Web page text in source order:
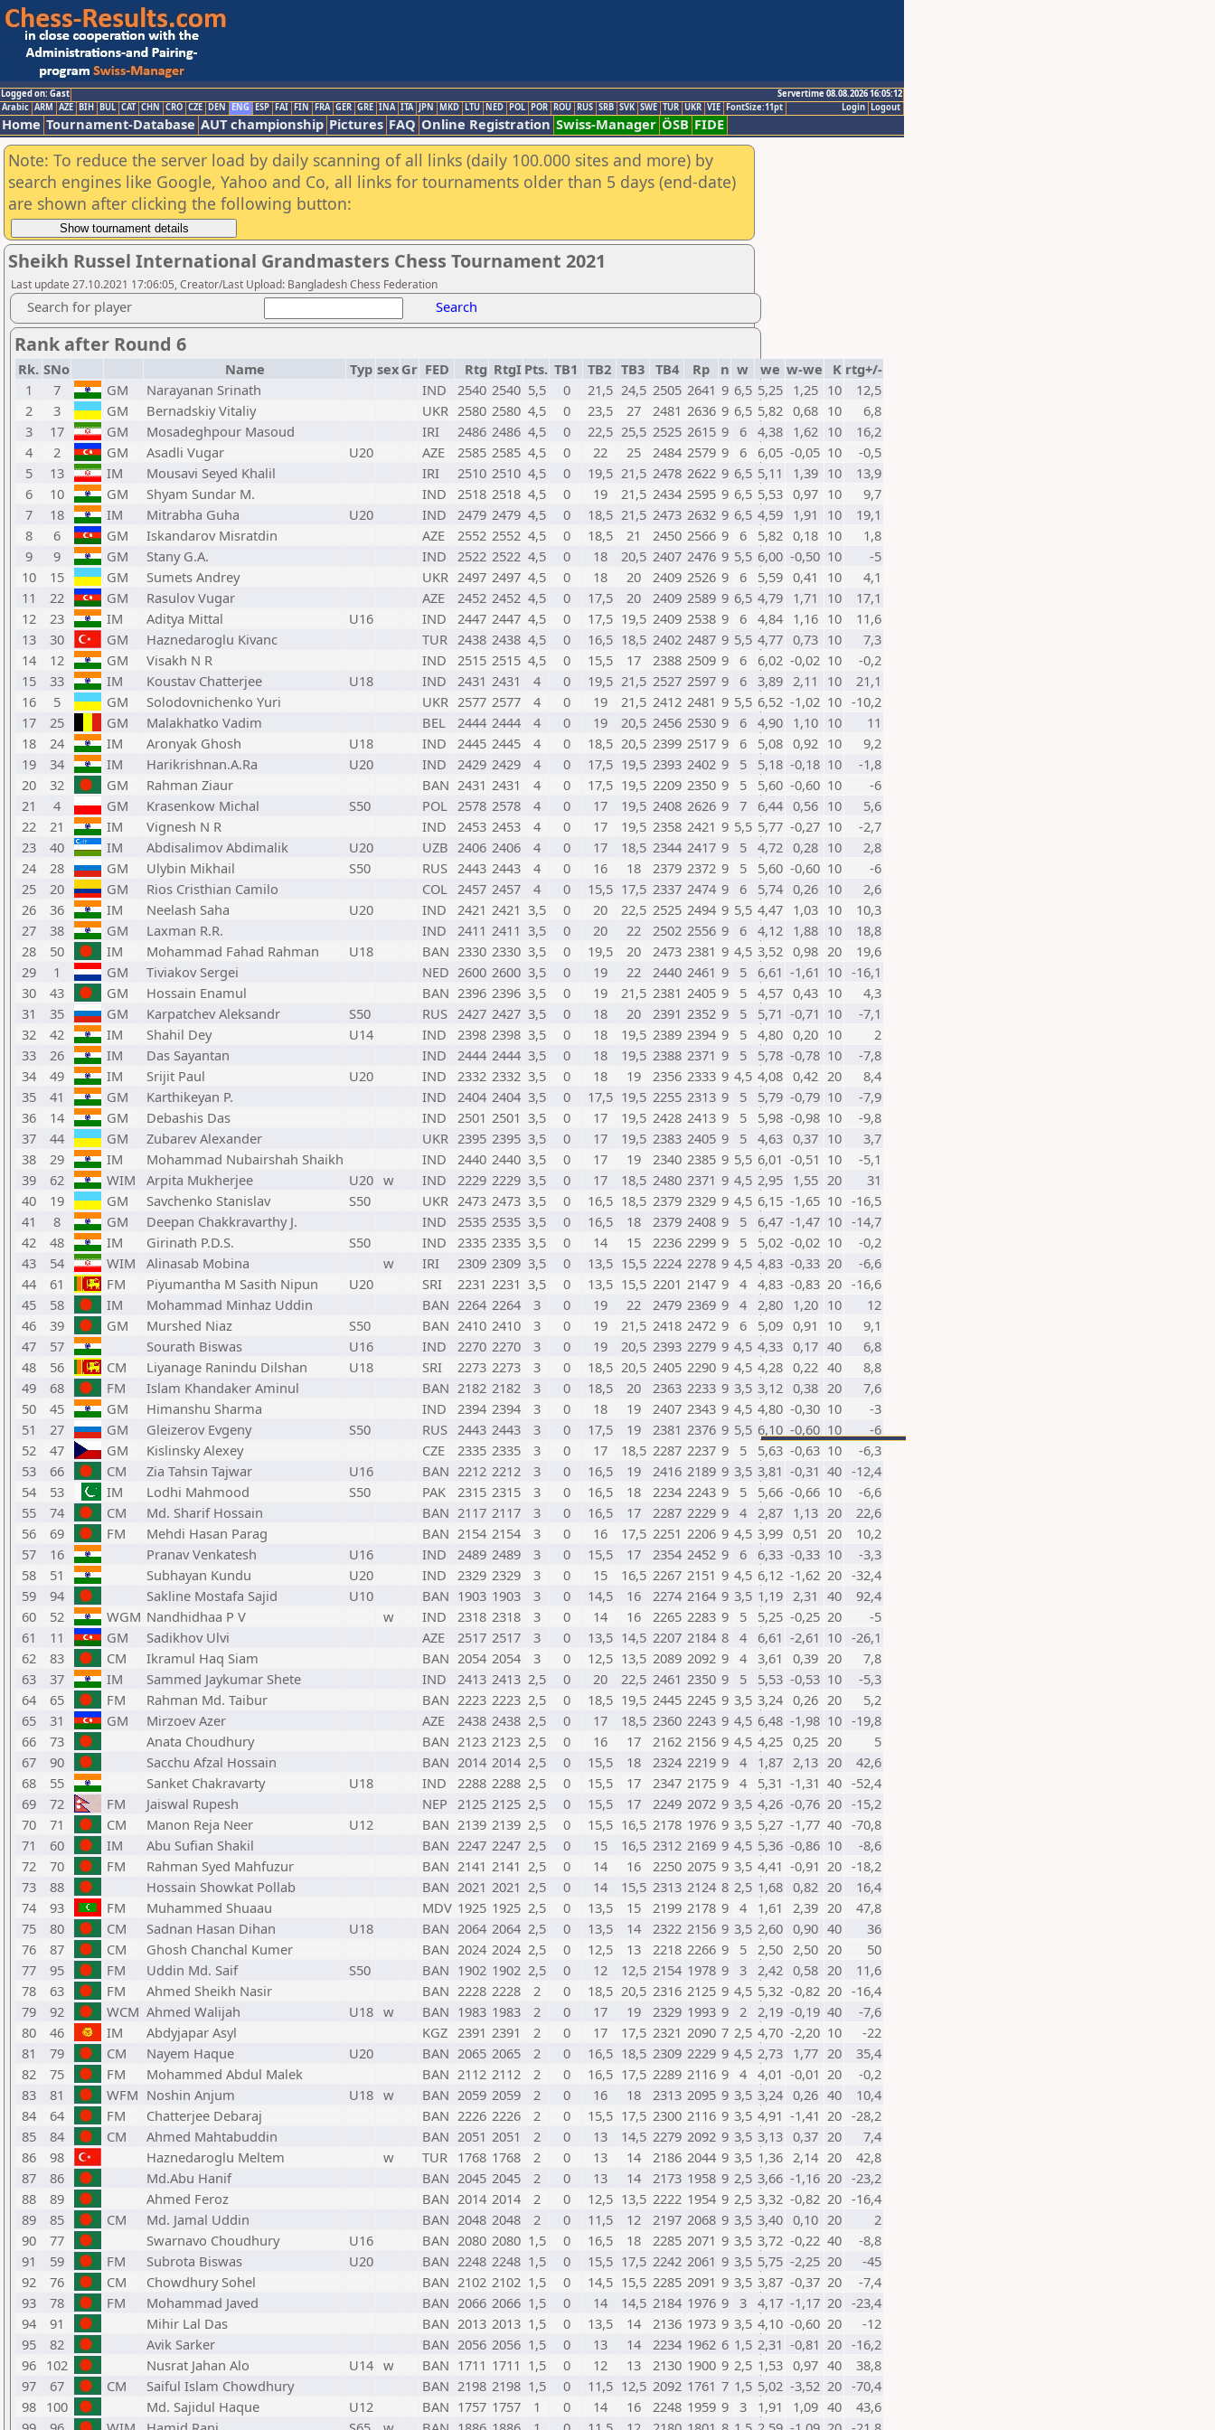
Logged on: Gast
Servertime 08.08.2026 16:05:12
Logout
Login
Arabic ARM AZE BIH BUL CAT CHN CRO CZE DEN ENG ESP FAI FIN FRA GER GRE INA ITA JPN MKD LTU NED POL POR ROU RUS SRB SVK SWE TUR UKR VIE FontSize:11pt
Home Tournament-Database AUT championship Pictures FAQ Online Registration Swiss-Manager ÖSB FIDE
Note: To reduce the server load by daily scanning of all links (daily 100.000 sites and more) by
search engines like Google, Yahoo and Co, all links for tournaments older than 5 days (end-date)
are shown after clicking the following button:
Sheikh Russel International Grandmasters Chess Tournament 2021
Last update 27.10.2021 17:06:05, Creator/Last Upload: Bangladesh Chess Federation
Search for player Search
Rank after Round 6
Rk. SNo Name Typ sex Gr FED Rtg RtgI Pts. TB1 TB2 TB3 TB4 Rp n w we w-we K rtg+/-
1
7 GM Narayanan Srinath IND 2540 2540 5,5 0 21,5 24,5 2505 2641 9 6,5 5,25 1,25 10
12,5
2
3 GM Bernadskiy Vitaliy UKR 2580 2580 4,5 0 23,5 27 2481 2636 9 6,5 5,82 0,68 10
6,8
3
17 GM Mosadeghpour Masoud IRI 2486 2486 4,5 0 22,5 25,5 2525 2615 9 6 4,38 1,62 10
16,2
4
2 GM Asadli Vugar U20 AZE 2585 2585 4,5 0 22 25 2484 2579 9 6 6,05 -0,05 10
-0,5
5
13 IM Mousavi Seyed Khalil IRI 2510 2510 4,5 0 19,5 21,5 2478 2622 9 6,5 5,11 1,39 10
13,9
6
10 GM Shyam Sundar M. IND 2518 2518 4,5 0 19 21,5 2434 2595 9 6,5 5,53 0,97 10
9,7
7
18 IM Mitrabha Guha U20 IND 2479 2479 4,5 0 18,5 21,5 2473 2632 9 6,5 4,59 1,91 10
19,1
8
6 GM Iskandarov Misratdin AZE 2552 2552 4,5 0 18,5 21 2450 2566 9 6 5,82 0,18 10
1,8
9
9 GM Stany G.A. IND 2522 2522 4,5 0 18 20,5 2407 2476 9 5,5 6,00 -0,50 10
-5
10
15 GM Sumets Andrey UKR 2497 2497 4,5 0 18 20 2409 2526 9 6 5,59 0,41 10
4,1
11
22 GM Rasulov Vugar AZE 2452 2452 4,5 0 17,5 20 2409 2589 9 6,5 4,79 1,71 10
17,1
12
23 IM Aditya Mittal U16 IND 2447 2447 4,5 0 17,5 19,5 2409 2538 9 6 4,84 1,16 10
11,6
13
30 GM Haznedaroglu Kivanc TUR 2438 2438 4,5 0 16,5 18,5 2402 2487 9 5,5 4,77 0,73 10
7,3
14
12 GM Visakh N R IND 2515 2515 4,5 0 15,5 17 2388 2509 9 6 6,02 -0,02 10
-0,2
15
33 IM Koustav Chatterjee U18 IND 2431 2431 4 0 19,5 21,5 2527 2597 9 6 3,89 2,11 10
21,1
16
5 GM Solodovnichenko Yuri UKR 2577 2577 4 0 19 21,5 2412 2481 9 5,5 6,52 -1,02 10 -10,2
17
25 GM Malakhatko Vadim BEL 2444 2444 4 0 19 20,5 2456 2530 9 6 4,90 1,10 10
11
18
24 IM Aronyak Ghosh U18 IND 2445 2445 4 0 18,5 20,5 2399 2517 9 6 5,08 0,92 10
9,2
19
34 IM Harikrishnan.A.Ra U20 IND 2429 2429 4 0 17,5 19,5 2393 2402 9 5 5,18 -0,18 10
-1,8
20
32 GM Rahman Ziaur BAN 2431 2431 4 0 17,5 19,5 2209 2350 9 5 5,60 -0,60 10
-6
21
4 GM Krasenkow Michal S50 POL 2578 2578 4 0 17 19,5 2408 2626 9 7 6,44 0,56 10
5,6
22
21 IM Vignesh N R IND 2453 2453 4 0 17 19,5 2358 2421 9 5,5 5,77 -0,27 10
-2,7
23
40 IM Abdisalimov Abdimalik U20 UZB 2406 2406 4 0 17 18,5 2344 2417 9 5 4,72 0,28 10
2,8
24
28 GM Ulybin Mikhail S50 RUS 2443 2443 4 0 16 18 2379 2372 9 5 5,60 -0,60 10
-6
25
20 GM Rios Cristhian Camilo COL 2457 2457 4 0 15,5 17,5 2337 2474 9 6 5,74 0,26 10
2,6
26
36 IM Neelash Saha U20 IND 2421 2421 3,5 0 20 22,5 2525 2494 9 5,5 4,47 1,03 10
10,3
27
38 GM Laxman R.R. IND 2411 2411 3,5 0 20 22 2502 2556 9 6 4,12 1,88 10
18,8
28
50 IM Mohammad Fahad Rahman U18 BAN 2330 2330 3,5 0 19,5 20 2473 2381 9 4,5 3,52 0,98 20
19,6
29
1 GM Tiviakov Sergei NED 2600 2600 3,5 0 19 22 2440 2461 9 5 6,61 -1,61 10 -16,1
30
43 GM Hossain Enamul BAN 2396 2396 3,5 0 19 21,5 2381 2405 9 5 4,57 0,43 10
4,3
31
35 GM Karpatchev Aleksandr S50 RUS 2427 2427 3,5 0 18 20 2391 2352 9 5 5,71 -0,71 10
-7,1
32
42 IM Shahil Dey U14 IND 2398 2398 3,5 0 18 19,5 2389 2394 9 5 4,80 0,20 10
2
33
26 IM Das Sayantan IND 2444 2444 3,5 0 18 19,5 2388 2371 9 5 5,78 -0,78 10
-7,8
34
49 IM Srijit Paul U20 IND 2332 2332 3,5 0 18 19 2356 2333 9 4,5 4,08 0,42 20
8,4
35
41 GM Karthikeyan P. IND 2404 2404 3,5 0 17,5 19,5 2255 2313 9 5 5,79 -0,79 10
-7,9
36
14 GM Debashis Das IND 2501 2501 3,5 0 17 19,5 2428 2413 9 5 5,98 -0,98 10
-9,8
37
44 GM Zubarev Alexander UKR 2395 2395 3,5 0 17 19,5 2383 2405 9 5 4,63 0,37 10
3,7
38
29 IM Mohammad Nubairshah Shaikh IND 2440 2440 3,5 0 17 19 2340 2385 9 5,5 6,01 -0,51 10
-5,1
39
62 WIM Arpita Mukherjee U20 w IND 2229 2229 3,5 0 17 18,5 2480 2371 9 4,5 2,95 1,55 20
31
40
19 GM Savchenko Stanislav S50 UKR 2473 2473 3,5 0 16,5 18,5 2379 2329 9 4,5 6,15 -1,65 10 -16,5
41
8 GM Deepan Chakkravarthy J. IND 2535 2535 3,5 0 16,5 18 2379 2408 9 5 6,47 -1,47 10 -14,7
42
48 IM Girinath P.D.S. S50 IND 2335 2335 3,5 0 14 15 2236 2299 9 5 5,02 -0,02 10
-0,2
43
54 WIM Alinasab Mobina w IRI 2309 2309 3,5 0 13,5 15,5 2224 2278 9 4,5 4,83 -0,33 20
-6,6
44
61 FM Piyumantha M Sasith Nipun U20 SRI 2231 2231 3,5 0 13,5 15,5 2201 2147 9 4 4,83 -0,83 20 -16,6
45
58 IM Mohammad Minhaz Uddin BAN 2264 2264 3 0 19 22 2479 2369 9 4 2,80 1,20 10
12
46
39 GM Murshed Niaz S50 BAN 2410 2410 3 0 19 21,5 2418 2472 9 6 5,09 0,91 10
9,1
47
57 Sourath Biswas U16 IND 2270 2270 3 0 19 20,5 2393 2279 9 4,5 4,33 0,17 40
6,8
48
56 CM Liyanage Ranindu Dilshan U18 SRI 2273 2273 3 0 18,5 20,5 2405 2290 9 4,5 4,28 0,22 40
8,8
49
68 FM Islam Khandaker Aminul BAN 2182 2182 3 0 18,5 20 2363 2233 9 3,5 3,12 0,38 20
7,6
50
45 GM Himanshu Sharma IND 2394 2394 3 0 18 19 2407 2343 9 4,5 4,80 -0,30 10
-3
51
27 GM Gleizerov Evgeny S50 RUS 2443 2443 3 0 17,5 19 2381 2376 9 5,5 6,10 -0,60 10
-6
52
47 GM Kislinsky Alexey CZE 2335 2335 3 0 17 18,5 2287 2237 9 5 5,63 -0,63 10
-6,3
53
66 CM Zia Tahsin Tajwar U16 BAN 2212 2212 3 0 16,5 19 2416 2189 9 3,5 3,81 -0,31 40 -12,4
54
53 IM Lodhi Mahmood S50 PAK 2315 2315 3 0 16,5 18 2234 2243 9 5 5,66 -0,66 10
-6,6
55
74 CM Md. Sharif Hossain BAN 2117 2117 3 0 16,5 17 2287 2229 9 4 2,87 1,13 20
22,6
56
69 FM Mehdi Hasan Parag BAN 2154 2154 3 0 16 17,5 2251 2206 9 4,5 3,99 0,51 20
10,2
57
16 Pranav Venkatesh U16 IND 2489 2489 3 0 15,5 17 2354 2452 9 6 6,33 -0,33 10
-3,3
58
51 Subhayan Kundu U20 IND 2329 2329 3 0 15 16,5 2267 2151 9 4,5 6,12 -1,62 20 -32,4
59
94 Sakline Mostafa Sajid U10 BAN 1903 1903 3 0 14,5 16 2274 2164 9 3,5 1,19 2,31 40
92,4
60
52 WGM Nandhidhaa P V w IND 2318 2318 3 0 14 16 2265 2283 9 5 5,25 -0,25 20
-5
61
11 GM Sadikhov Ulvi AZE 2517 2517 3 0 13,5 14,5 2207 2184 8 4 6,61 -2,61 10 -26,1
62
83 CM Ikramul Haq Siam BAN 2054 2054 3 0 12,5 13,5 2089 2092 9 4 3,61 0,39 20
7,8
63
37 IM Sammed Jaykumar Shete IND 2413 2413 2,5 0 20 22,5 2461 2350 9 5 5,53 -0,53 10
-5,3
64
65 FM Rahman Md. Taibur BAN 2223 2223 2,5 0 18,5 19,5 2445 2245 9 3,5 3,24 0,26 20
5,2
65
31 GM Mirzoev Azer AZE 2438 2438 2,5 0 17 18,5 2360 2243 9 4,5 6,48 -1,98 10 -19,8
66
73 Anata Choudhury BAN 2123 2123 2,5 0 16 17 2162 2156 9 4,5 4,25 0,25 20
5
67
90 Sacchu Afzal Hossain BAN 2014 2014 2,5 0 15,5 18 2324 2219 9 4 1,87 2,13 20
42,6
68
55 Sanket Chakravarty U18 IND 2288 2288 2,5 0 15,5 17 2347 2175 9 4 5,31 -1,31 40 -52,4
69
72 FM Jaiswal Rupesh NEP 2125 2125 2,5 0 15,5 17 2249 2072 9 3,5 4,26 -0,76 20 -15,2
70
71 CM Manon Reja Neer U12 BAN 2139 2139 2,5 0 15,5 16,5 2178 1976 9 3,5 5,27 -1,77 40 -70,8
71
60 IM Abu Sufian Shakil BAN 2247 2247 2,5 0 15 16,5 2312 2169 9 4,5 5,36 -0,86 10
-8,6
72
70 FM Rahman Syed Mahfuzur BAN 2141 2141 2,5 0 14 16 2250 2075 9 3,5 4,41 -0,91 20 -18,2
73
88 Hossain Showkat Pollab BAN 2021 2021 2,5 0 14 15,5 2313 2124 8 2,5 1,68 0,82 20
16,4
74
93 FM Muhammed Shuaau MDV 1925 1925 2,5 0 13,5 15 2199 2178 9 4 1,61 2,39 20
47,8
75
80 CM Sadnan Hasan Dihan U18 BAN 2064 2064 2,5 0 13,5 14 2322 2156 9 3,5 2,60 0,90 40
36
76
87 CM Ghosh Chanchal Kumer BAN 2024 2024 2,5 0 12,5 13 2218 2266 9 5 2,50 2,50 20
50
77
95 FM Uddin Md. Saif S50 BAN 1902 1902 2,5 0 12 12,5 2154 1978 9 3 2,42 0,58 20
11,6
78
63 FM Ahmed Sheikh Nasir BAN 2228 2228 2 0 18,5 20,5 2316 2125 9 4,5 5,32 -0,82 20 -16,4
79
92 WCM Ahmed Walijah U18 w BAN 1983 1983 2 0 17 19 2329 1993 9 2 2,19 -0,19 40
-7,6
80
46 IM Abdyjapar Asyl KGZ 2391 2391 2 0 17 17,5 2321 2090 7 2,5 4,70 -2,20 10
-22
81
79 CM Nayem Haque U20 BAN 2065 2065 2 0 16,5 18,5 2309 2229 9 4,5 2,73 1,77 20
35,4
82
75 FM Mohammed Abdul Malek BAN 2112 2112 2 0 16,5 17,5 2289 2116 9 4 4,01 -0,01 20
-0,2
83
81 WFM Noshin Anjum U18 w BAN 2059 2059 2 0 16 18 2313 2095 9 3,5 3,24 0,26 40
10,4
84
64 FM Chatterjee Debaraj BAN 2226 2226 2 0 15,5 17,5 2300 2116 9 3,5 4,91 -1,41 20 -28,2
85
84 CM Ahmed Mahtabuddin BAN 2051 2051 2 0 13 14,5 2279 2092 9 3,5 3,13 0,37 20
7,4
86
98 Haznedaroglu Meltem w TUR 1768 1768 2 0 13 14 2186 2044 9 3,5 1,36 2,14 20
42,8
87
86 Md.Abu Hanif BAN 2045 2045 2 0 13 14 2173 1958 9 2,5 3,66 -1,16 20 -23,2
88
89 Ahmed Feroz BAN 2014 2014 2 0 12,5 13,5 2222 1954 9 2,5 3,32 -0,82 20 -16,4
89
85 CM Md. Jamal Uddin BAN 2048 2048 2 0 11,5 12 2197 2068 9 3,5 3,40 0,10 20
2
90
77 Swarnavo Choudhury U16 BAN 2080 2080 1,5 0 16,5 18 2285 2071 9 3,5 3,72 -0,22 40
-8,8
91
59 FM Subrota Biswas U20 BAN 2248 2248 1,5 0 15,5 17,5 2242 2061 9 3,5 5,75 -2,25 20
-45
92
76 CM Chowdhury Sohel BAN 2102 2102 1,5 0 14,5 15,5 2285 2091 9 3,5 3,87 -0,37 20
-7,4
93
78 FM Mohammad Javed BAN 2066 2066 1,5 0 14 14,5 2184 1976 9 3 4,17 -1,17 20 -23,4
94
91 Mihir Lal Das BAN 2013 2013 1,5 0 13,5 14 2136 1973 9 3,5 4,10 -0,60 20
-12
95
82 Avik Sarker BAN 2056 2056 1,5 0 13 14 2234 1962 6 1,5 2,31 -0,81 20 -16,2
96 102 Nusrat Jahan Alo U14 w BAN 1711 1711 1,5 0 12 13 2130 1900 9 2,5 1,53 0,97 40
38,8
97
67 CM Saiful Islam Chowdhury BAN 2198 2198 1,5 0 11,5 12,5 2092 1761 7 1,5 5,02 -3,52 20 -70,4
98 100 Md. Sajidul Haque U12 BAN 1757 1757 1 0 14 16 2248 1959 9 3 1,91 1,09 40
43,6